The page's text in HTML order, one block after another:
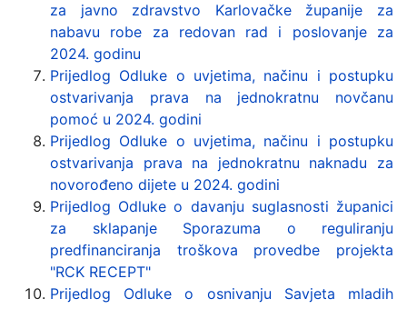
za javno zdravstvo Karlovačke županije za
nabavu robe za redovan rad i poslovanje za
2024. godinu
Prijedlog Odluke o uvjetima, načinu i postupku
ostvarivanja prava na jednokratnu novčanu
pomoć u 2024. godini
Prijedlog Odluke o uvjetima, načinu i postupku
ostvarivanja prava na jednokratnu naknadu za
novorođeno dijete u 2024. godini
Prijedlog Odluke o davanju suglasnosti županici
za sklapanje Sporazuma o reguliranju
predfinanciranja troškova provedbe projekta
"RCK RECEPT"
Prijedlog Odluke o osnivanju Savjeta mladih